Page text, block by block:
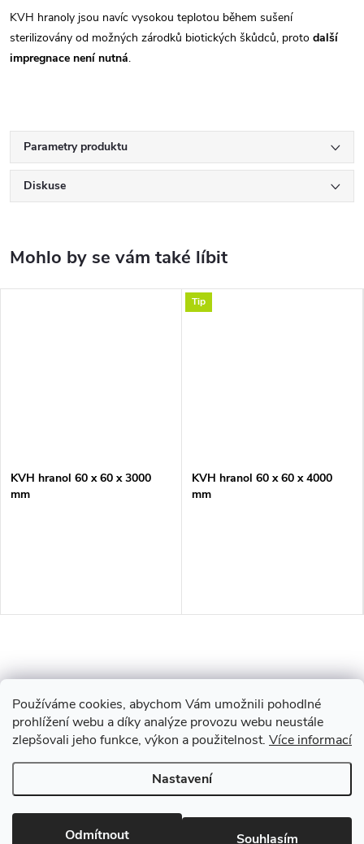
Používáme cookies, abychom Vám umožnili pohodlné
prohlížení webu a díky analýze provozu webu neustále
zlepšovali jeho funkce, výkon a použitelnost. Více informací
Nastavení
Odmítnout Souhlasím
KVH hranoly jsou navíc vysokou teplotou během sušení
sterilizovány od možných zárodků biotických škůdců, proto další
impregnace není nutná.
Parametry produktu
Diskuse
KVH hranol 60 x 60 x 3000
mm
Tip
KVH hranol 60 x 60 x 4000
mm
Z
á
Drevobis Horoměřice. Všechna práva vyhrazena.
nastavení cookies